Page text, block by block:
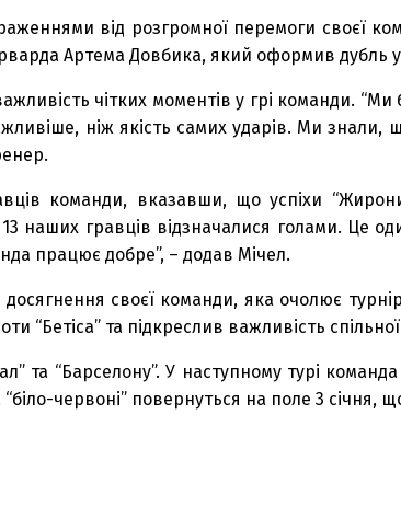
від розгромної перемоги своєї
Артема Довбика, який оформив дубль
чітких моментів у грі команди. “Ми
ніж якість самих ударів. Ми
команди, вказавши, що успіхи
наших гравців відзначалися голами. Це
працює добре”, – додав Мічел.
своєї команди, яка очолює
“Бетіса” та підкреслив важливість
та “Барселону”. У наступному турі команда
червоні” повернуться на поле 3 січня,